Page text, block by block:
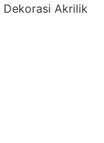
Dekorasi Akrilik